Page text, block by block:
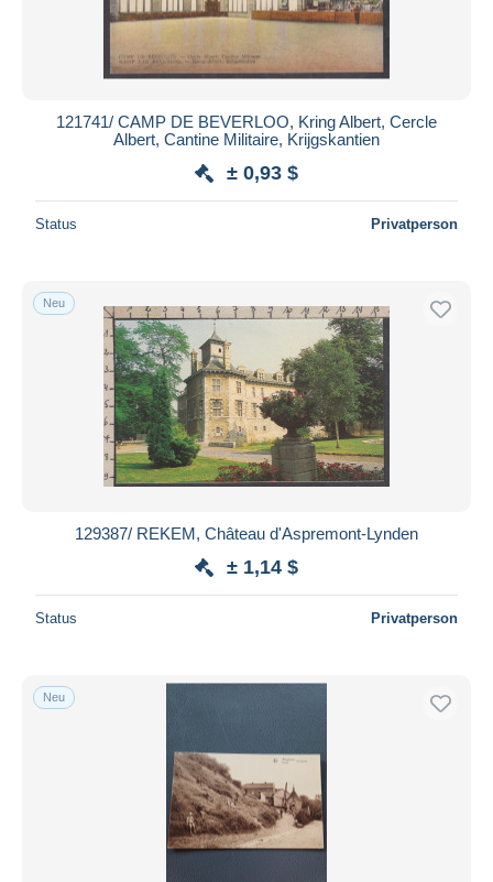
121741/ CAMP DE BEVERLOO, Kring Albert, Cercle
Albert, Cantine Militaire, Krijgskantien
± 0,93 $
Status Privatperson
Neu
129387/ REKEM, Château d'Aspremont-Lynden
± 1,14 $
Status Privatperson
Neu